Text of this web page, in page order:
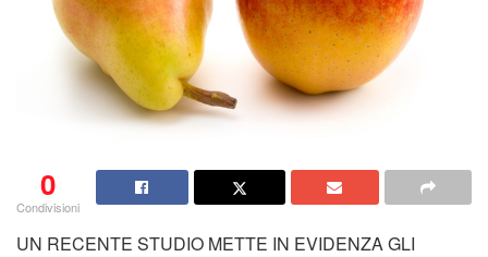
0
Condivisioni
UN RECENTE STUDIO METTE IN EVIDENZA GLI